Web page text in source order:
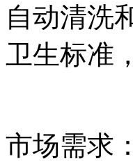
自动清洗
卫生标准
市场需求